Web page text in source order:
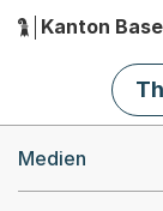
Hauptnavigation
Kanton
Medien